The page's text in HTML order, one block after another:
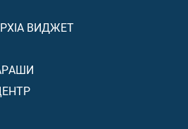
ВИДЖЕТ